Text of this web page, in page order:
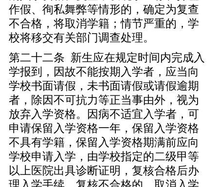
作假、徇私舞弊等情形的，确定为复查
不合格，将取消学籍；情节严重的，学
校将移交有关部门调查处理。
第二十二条 新生应在规定时间内完成入
学报到，因故不能按期入学者，应当向
学校书面请假，未书面请假或请假逾期
者，除因不可抗力等正当事由外，视为
放弃入学资格。因病不适宜入学者，可
申请保留入学资格一年，保留入学资格
不具有学籍，保留入学资格期满前应向
学校申请入学，由学校指定的二级甲等
以上医院出具诊断证明，复核合格后办